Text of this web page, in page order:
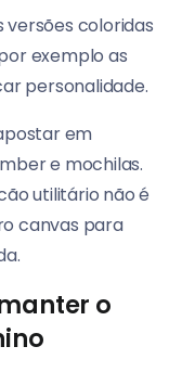
versões coloridas
exemplo as
personalidade.
em
e mochilas.
utilitário não é
canvas para
o